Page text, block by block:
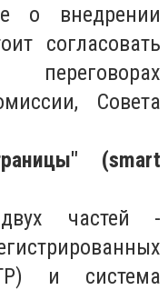
о внедрении
согласовать
Совета
(smart
частей -
и система